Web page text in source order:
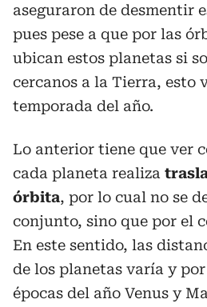
aseguraron de desmentir
pues pese a que por las
ubican estos planetas si
cercanos a la Tierra, esto
temporada del año.
Lo anterior tiene que ver
cada planeta realiza
órbita, por lo cual no se
conjunto, sino que por el
En este sentido, las
de los planetas varía y
épocas del año Venus y